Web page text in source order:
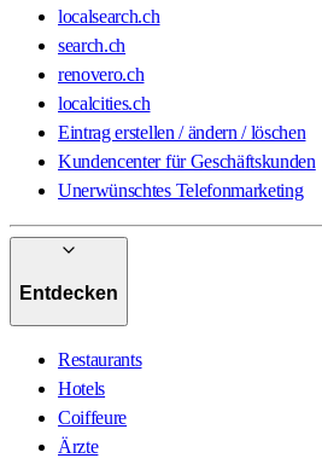
localsearch.ch
search.ch
renovero.ch
localcities.ch
Eintrag erstellen / ändern / löschen
Kundencenter für Geschäftskunden
Unerwünschtes Telefonmarketing
Entdecken
Restaurants
Hotels
Coiffeure
Ärzte